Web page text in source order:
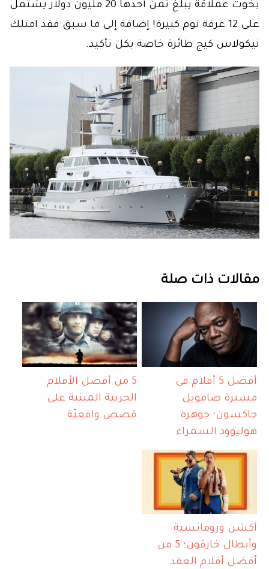
يخوت عملاقة يبلغ ثمن أحدها 20 مليون دولار يشتمل
على 12 غرفة نوم كبيرة! إضافة إلى ما سبق فقد امتلك
نيكولاس كيج طائرة خاصة بكل تأكيد.
مقالات ذات صلة
أفضل 5 أفلام في
مسيرة صامويل
جاكسون؛ جوهرة
هوليوود السمراء
5 من أفضل الأفلام
الحربية المبنية على
قصص واقعيّة
أكشن ورومانسية
وأبطال خارقون؛ 5 من
أفضل أفلام العقد